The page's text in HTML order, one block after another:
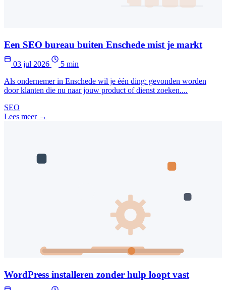
Een SEO bureau buiten Enschede mist je markt
03 jul 2026
5 min
Als ondernemer in Enschede wil je één ding: gevonden worden
door klanten die nu naar jouw product of dienst zoeken....
SEO
Lees meer →
WordPress installeren zonder hulp loopt vast